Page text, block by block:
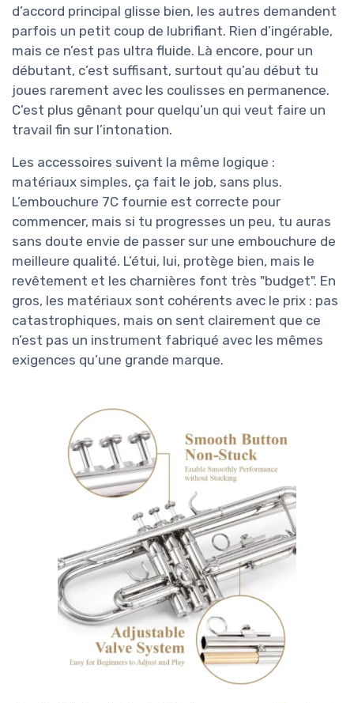
d’accord principal glisse bien, les autres demandent
parfois un petit coup de lubrifiant. Rien d’ingérable,
mais ce n’est pas ultra fluide. Là encore, pour un
débutant, c’est suffisant, surtout qu’au début tu
joues rarement avec les coulisses en permanence.
C’est plus gênant pour quelqu’un qui veut faire un
travail fin sur l’intonation.
Les accessoires suivent la même logique :
matériaux simples, ça fait le job, sans plus.
L’embouchure 7C fournie est correcte pour
commencer, mais si tu progresses un peu, tu auras
sans doute envie de passer sur une embouchure de
meilleure qualité. L’étui, lui, protège bien, mais le
revêtement et les charnières font très "budget". En
gros, les matériaux sont cohérents avec le prix : pas
catastrophiques, mais on sent clairement que ce
n’est pas un instrument fabriqué avec les mêmes
exigences qu’une grande marque.